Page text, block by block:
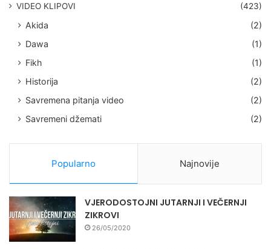
VIDEO KLIPOVI
(423)
Akida
(2)
Dawa
(1)
Fikh
(1)
Historija
(2)
Savremena pitanja video
(2)
Savremeni džemati
(2)
Popularno Najnovije
VJERODOSTOJNI JUTARNJI I VEČERNJI
ZIKROVI
26/05/2020